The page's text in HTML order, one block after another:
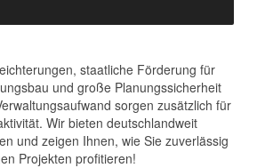
staatliche Förderung für
und große Planungssicherheit
sorgen zusätzlich für
Wir bieten deutschlandweit
und zeigen Ihnen, wie Sie zuverlässig
Projekten profitieren!